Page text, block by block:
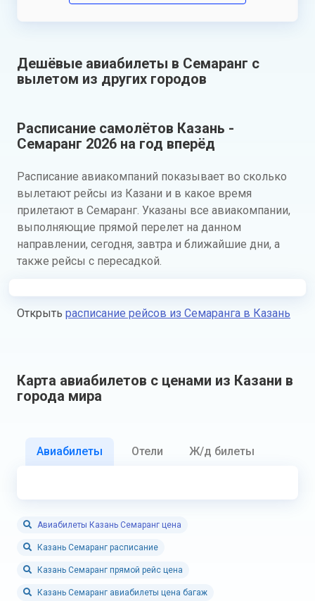
Дешёвые авиабилеты в Семаранг с
вылетом из других городов
Расписание самолётов Казань -
Семаранг 2026 на год вперёд
Расписание авиакомпаний показывает во сколько
вылетают рейсы из Казани и в какое время
прилетают в Семаранг. Указаны все авиакомпании,
выполняющие прямой перелет на данном
направлении, сегодня, завтра и ближайшие дни, а
также рейсы с пересадкой.
Открыть расписание рейсов из Семаранга в Казань
Карта авиабилетов с ценами из Казани в
города мира
Авиабилеты Отели Ж/д билеты
Авиабилеты Казань Семаранг цена
Казань Семаранг расписание
Казань Семаранг прямой рейс цена
Казань Семаранг авиабилеты цена багаж